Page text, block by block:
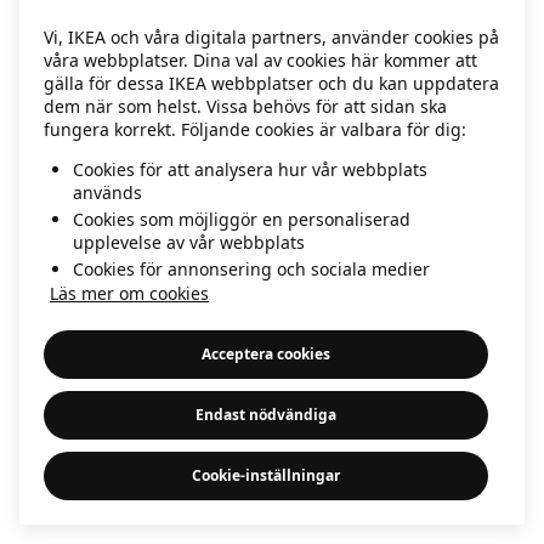
information)
Vi, IKEA och våra digitala partners, använder cookies på
våra webbplatser. Dina val av cookies här kommer att
gälla för dessa IKEA webbplatser och du kan uppdatera
dem när som helst. Vissa behövs för att sidan ska
fungera korrekt. Följande cookies är valbara för dig:
Cookies för att analysera hur vår webbplats
används
Cookies som möjliggör en personaliserad
upplevelse av vår webbplats
Cookies för annonsering och sociala medier
Läs mer om cookies
Acceptera cookies
Endast nödvändiga
Cookie-inställningar